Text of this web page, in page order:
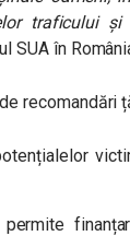
traficului
SUA în
recomandări